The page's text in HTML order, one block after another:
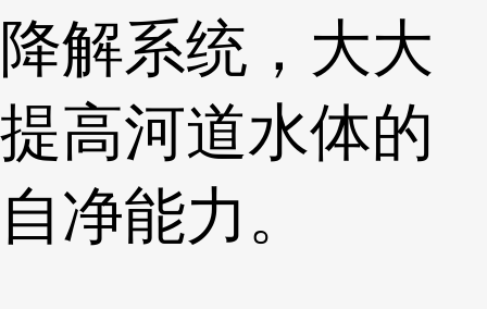
降解系统，大大
提高河道水体的
自净能力。